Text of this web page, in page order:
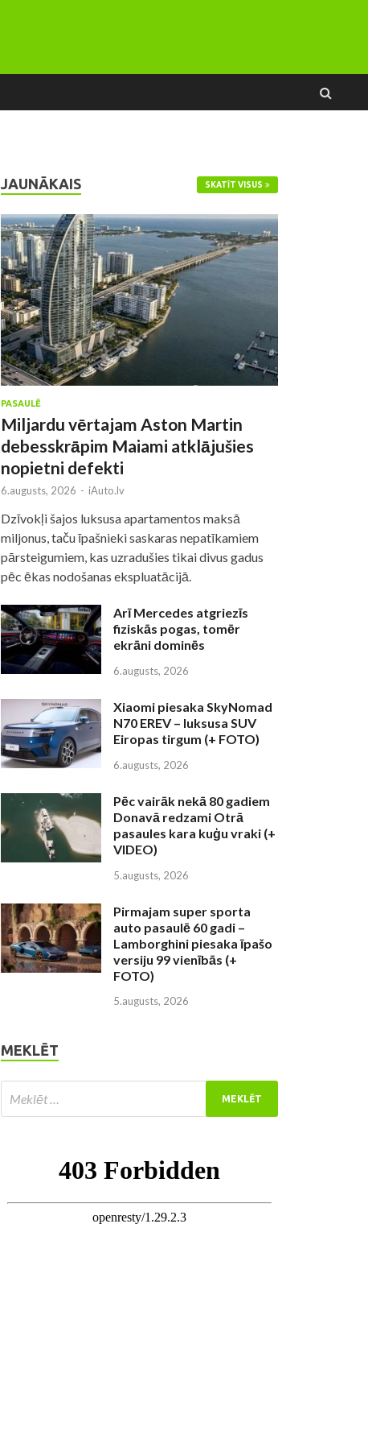
JAUNĀKAIS SKATĪT VISUS
PASAULĒ
Miljardu vērtajam Aston Martin
debesskrāpim Maiami atklājušies
nopietni defekti
6.augusts, 2026 - iAuto.lv
Dzīvokļi šajos luksusa apartamentos maksā
miljonus, taču īpašnieki saskaras nepatīkamiem
pārsteigumiem, kas uzradušies tikai divus gadus
pēc ēkas nodošanas ekspluatācijā.
Arī Mercedes atgriezīs
fiziskās pogas, tomēr
ekrāni dominēs
6.augusts, 2026
Xiaomi piesaka SkyNomad
N70 EREV – luksusa SUV
Eiropas tirgum (+ FOTO)
6.augusts, 2026
Pēc vairāk nekā 80 gadiem
Donavā redzami Otrā
pasaules kara kuģu vraki (+
VIDEO)
5.augusts, 2026
Pirmajam super sporta
auto pasaulē 60 gadi –
Lamborghini piesaka īpašo
versiju 99 vienībās (+
FOTO)
5.augusts, 2026
MEKLĒT